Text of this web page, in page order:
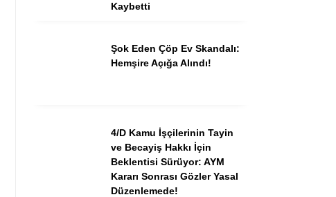
Kaybetti
Şok Eden Çöp Ev Skandalı:
Hemşire Açığa Alındı!
4/D Kamu İşçilerinin Tayin
ve Becayiş Hakkı İçin
Beklentisi Sürüyor: AYM
Kararı Sonrası Gözler Yasal
Düzenlemede!